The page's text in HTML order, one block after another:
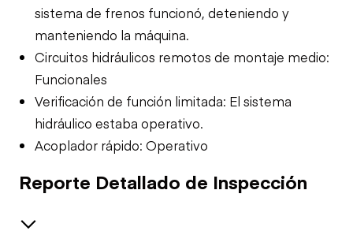
sistema de frenos funcionó, deteniendo y
manteniendo la máquina.
Circuitos hidráulicos remotos de montaje medio:
Funcionales
Verificación de función limitada: El sistema
hidráulico estaba operativo.
Acoplador rápido: Operativo
Reporte Detallado de Inspección